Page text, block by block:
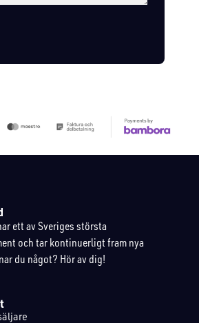
ett av Sveriges största
och tar kontinuerligt fram nya
du något? Hör av dig!